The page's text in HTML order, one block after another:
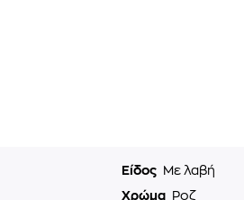
Είδος
Με λαβή
Χρώμα
Ροζ